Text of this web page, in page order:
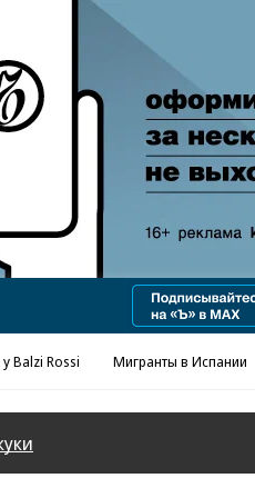
ad
Balzi Rossi Мигранты в Испании